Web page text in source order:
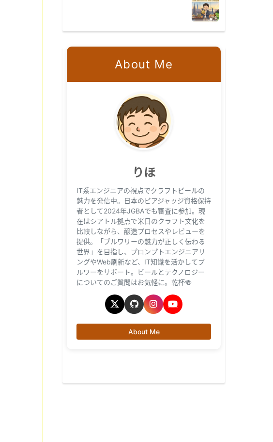
About Me
りほ
IT系エンジニアの視点でクラフトビールの
魅力を発信中。日本のビアジャッジ資格保持
者として2024年JGBAでも審査に参加。現
在はシアトル拠点で米日のクラフト文化を
比較しながら、醸造プロセスやレビューを
提供。「ブルワリーの魅力が正しく伝わる
世界」を目指し、プロンプトエンジニアリ
ングやWeb刷新など、IT知識を活かしてブ
ルワーをサポート。ビールとテクノロジー
についてのご質問はお気軽に。乾杯🍻
About Me